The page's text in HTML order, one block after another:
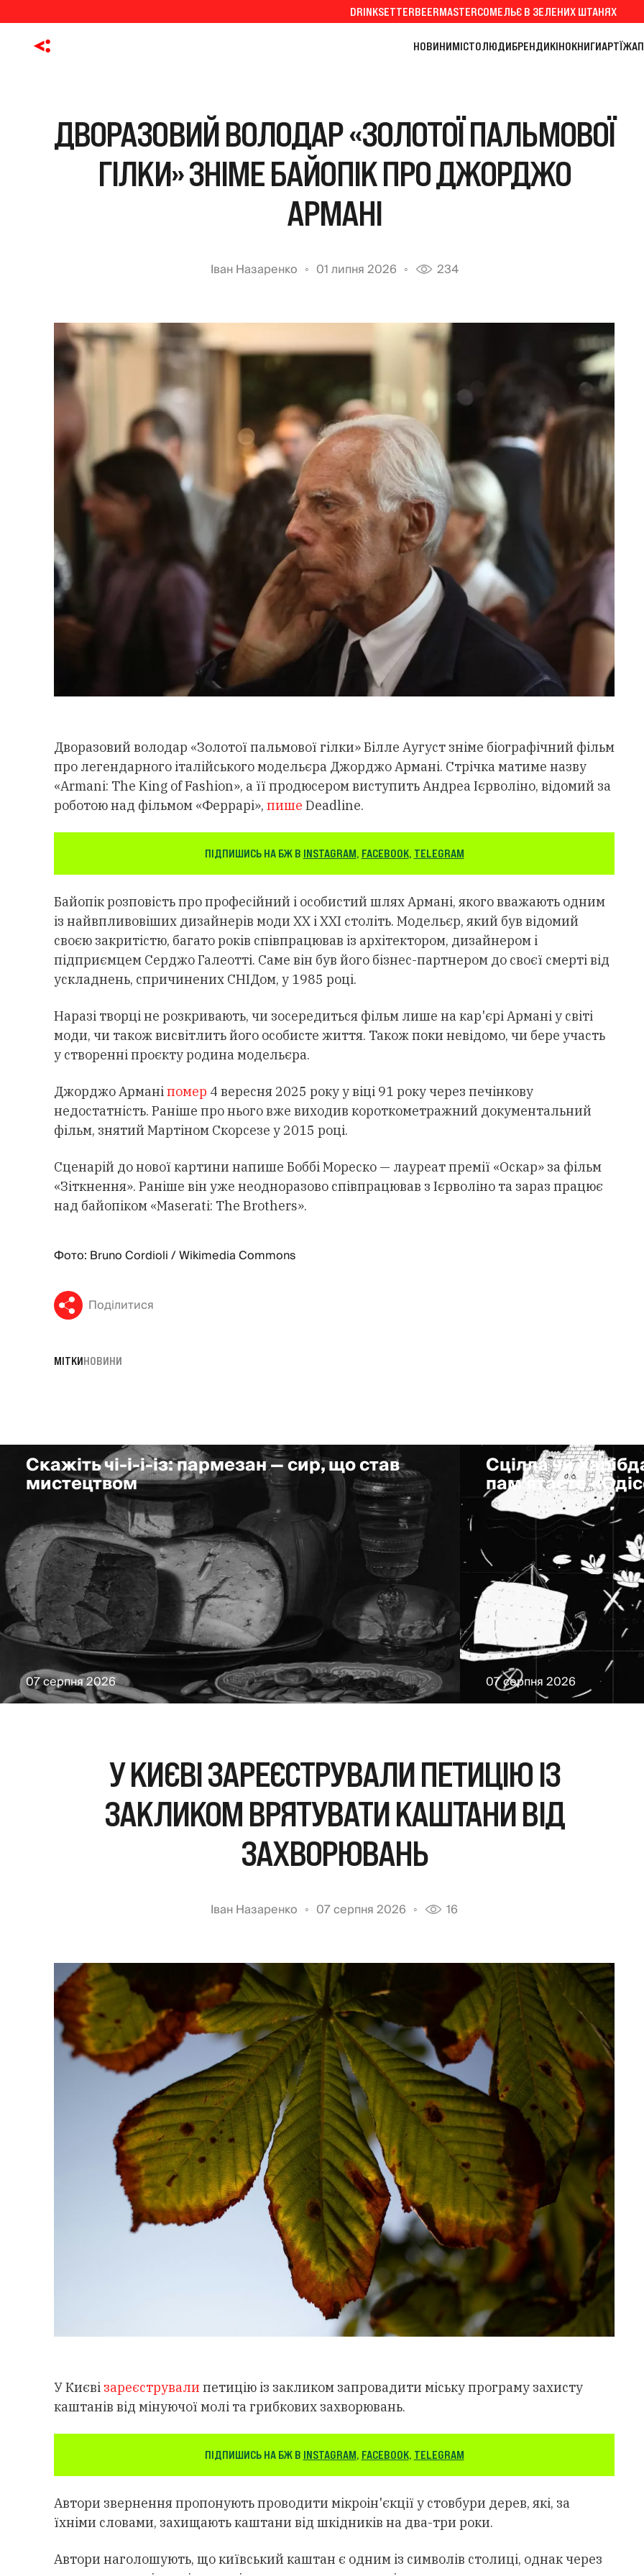
DRINKSETTERBEERMASTERСОМЕЛЬЄ В ЗЕЛЕНИХ ШТАНЯХ
НОВИНИМІСТОЛЮДИБРЕНДИКІНОКНИГИАРТЇЖА
ДВОРАЗОВИЙ ВОЛОДАР «ЗОЛОТОЇ ПАЛЬМОВОЇ
ГІЛКИ» ЗНІМЕ БАЙОПІК ПРО ДЖОРДЖО
АРМАНІ
Іван Назаренко 01 липня 2026 234
Дворазовий володар «Золотої пальмової гілки» Білле Аугуст зніме біографічний фільм
про легендарного італійського модельєра Джорджо Армані. Стрічка матиме назву
«Armani: The King of Fashion», а її продюсером виступить Андреа Ієрволіно, відомий за
роботою над фільмом «Феррарі», пише Deadline.
ПІДПИШИСЬ НА БЖ В INSTAGRAM, FACEBOOK, TELEGRAM
Байопік розповість про професійний і особистий шлях Армані, якого вважають одним
із найвпливовіших дизайнерів моди XX і XXI століть. Модельєр, який був відомий
своєю закритістю, багато років співпрацював із архітектором, дизайнером і
підприємцем Серджо Галеотті. Саме він був його бізнес-партнером до своєї смерті від
ускладнень, спричинених СНІДом, у 1985 році.
Наразі творці не розкривають, чи зосередиться фільм лише на кар'єрі Армані у світі
моди, чи також висвітлить його особисте життя. Також поки невідомо, чи бере участь
у створенні проєкту родина модельєра.
Джорджо Арманіпомер 4 вересня 2025 року у віці 91 року через печінкову
недостатність. Раніше про нього вже виходив короткометражний документальний
фільм, знятий Мартіном Скорсезе у 2015 році.
Сценарій до нової картини напише Боббі Мореско — лауреат премії «Оскар» за фільм
«Зіткнення». Раніше він уже неодноразово співпрацював з Ієрволіно та зараз працює
над байопіком «Maserati: The Brothers».
Фото: Bruno Cordioli / Wikimedia Commons
Поділитися
МІТКИНОВИНИ
Скажіть чі-і-і-із: пармезан — сир, що став
мистецтвом
07 серпня 2026
Сцілла чи
пам'ятаєте
07 серпня 2026
У КИЄВІ ЗАРЕЄСТРУВАЛИ ПЕТИЦІЮ ІЗ
ЗАКЛИКОМ ВРЯТУВАТИ КАШТАНИ ВІД
ЗАХВОРЮВАНЬ
Іван Назаренко 07 серпня 2026 16
У Києві зареєстрували петицію із закликом запровадити міську програму захисту
каштанів від мінуючої молі та грибкових захворювань.
ПІДПИШИСЬ НА БЖ В INSTAGRAM, FACEBOOK, TELEGRAM
Автори звернення пропонують проводити мікроін'єкції у стовбури дерев, які, за
їхніми словами, захищають каштани від шкідників на два-три роки.
Автори наголошують, що київський каштан є одним із символів столиці, однак через